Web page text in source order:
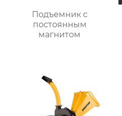
Подъемник с
постоянным
магнитом